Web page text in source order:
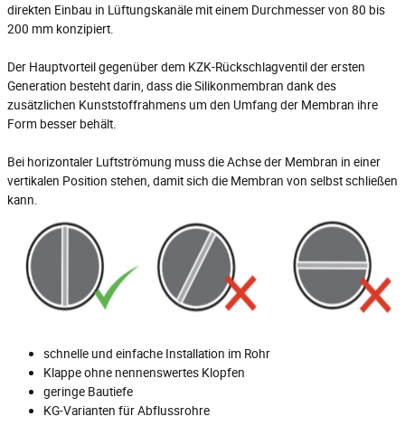
direkten Einbau in Lüftungskanäle mit einem Durchmesser von 80 bis
200 mm konzipiert.
Der Hauptvorteil gegenüber dem KZK-Rückschlagventil der ersten
Generation besteht darin, dass die Silikonmembran dank des
zusätzlichen Kunststoffrahmens um den Umfang der Membran ihre
Form besser behält.
Bei horizontaler Luftströmung muss die Achse der Membran in einer
vertikalen Position stehen, damit sich die Membran von selbst schließen
kann.
schnelle und einfache Installation im Rohr
Klappe ohne nennenswertes Klopfen
geringe Bautiefe
KG-Varianten für Abflussrohre